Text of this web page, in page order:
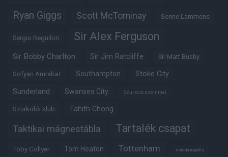
Ryan Giggs Scott McTominay Senne Lammens
Sergio Reguilon Sir Alex Ferguson
Sir Bobby Charlton Sir Jim Ratcliffe Sir Matt Busby
Sofyan Amrabat Southampton Stoke City
Sunderland Swansea City Szurkoló szemmel
Szurkolói klub Tahith Chong
Taktikai mágnestábla Tartalék csapat
Toby Collyer Tom Heaton Tottenham Trófeabibliográfia